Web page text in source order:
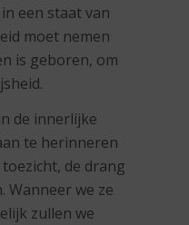
een staat van
moet nemen
is geboren, om
de innerlijke
te herinneren
de drang
Wanneer we ze
zullen we